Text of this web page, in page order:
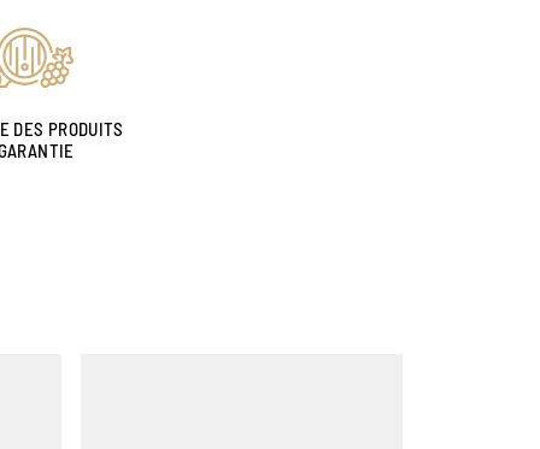
DES PRODUITS